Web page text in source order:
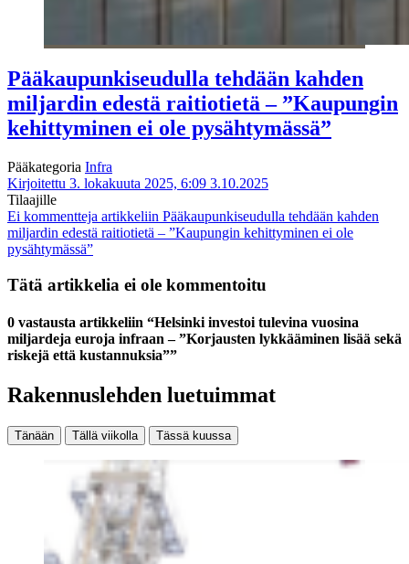
Pääkaupunkiseudulla tehdään kahden
miljardin edestä raitiotietä – ”Kaupungin
kehittyminen ei ole pysähtymässä”
Pääkategoria Infra
Kirjoitettu 3. lokakuuta 2025, 6:09 3.10.2025
Tilaajille
Ei kommentteja artikkeliin Pääkaupunkiseudulla tehdään kahden
miljardin edestä raitiotietä – ”Kaupungin kehittyminen ei ole
pysähtymässä”
Tätä artikkelia ei ole kommentoitu
0 vastausta artikkeliin “Helsinki investoi tulevina vuosina
miljardeja euroja infraan – ”Korjausten lykkääminen lisää sekä
riskejä että kustannuksia””
Rakennuslehden luetuimmat
Tänään Tällä viikolla Tässä kuussa